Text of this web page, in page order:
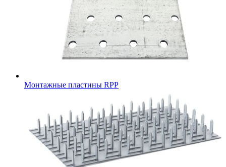
Монтажные пластины RPP